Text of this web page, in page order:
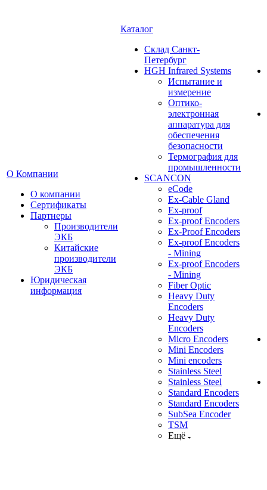
О Компании
О компании
Сертификаты
Партнеры
Производители
ЭКБ
Китайские
производители
ЭКБ
Юридическая
информация
Каталог
Cклад Санкт-
Петербург
HGH Infrared Systems
Испытание и
измерение
Оптико-
электронная
аппаратура для
обеспечения
безопасности
Термография для
промышленности
SCANCON
eCode
Ex-Cable Gland
Ex-proof
Ex-proof Encoders
Ex-Proof Encoders
Ex-proof Encoders
- Mining
Ex-proof Encoders
- Mining
Fiber Optic
Heavy Duty
Encoders
Heavy Duty
Encoders
Micro Encoders
Mini Encoders
Mini encoders
Stainless Steel
Stainless Steel
Standard Encoders
Standard Encoders
SubSea Encoder
TSM
Ещё